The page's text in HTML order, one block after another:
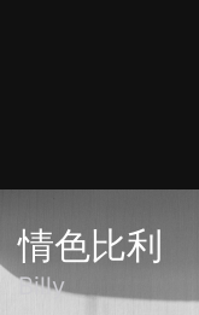
情色比利
Billy